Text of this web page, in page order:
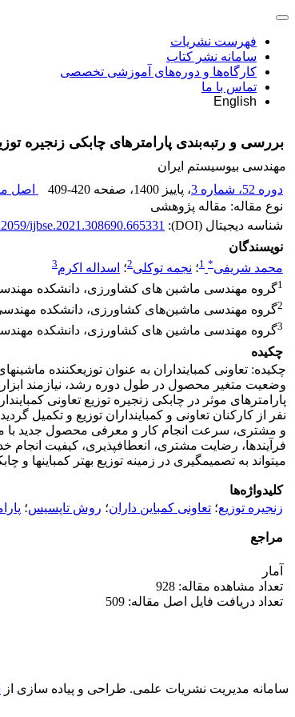
فهرست نشریات
سامانه نشر کتاب
کارگاه‌ها و دوره‌های آموزشی تخصصی
تماس با ما
English
بررسی و رتبه‌بندی پارامترهای چابکی زنجیره
مهندسی بیوسیستم ایران
دوره 52، شماره 3
، پاییز 1400 ، صفحه 409-420 اصل
نوع مقاله: مقاله پژوهشی
شناسه دیجیتال (DOI):
ijbse.2021.308690.665331
نویسندگان
محمد شریفی*
1؛ نجمه توکلی2؛ اسداله اکرم3
1گروه مهندسی ماشین های کشاورزی، دانشکده
2گروه مهندسی ماشین‌های کشاورزی، دانشکده
3گروه مهندسی ماشین های کشاورزی، دانشکده
چکیده
چکیده: تعاونی کمباین­داران به عنوان توزیع­کننده
نفر از کارکنان تعاونی و کمباین­داران توزیع و تکمیل
می­تواند به تصمیم­گیری در زمینه توزیع بهتر کمباین­ها و
کلیدواژه‌ها
زنجیره توزیع؛ تعاونی کمباین داران؛ روش تاپسیس؛
مراجع
آمار
تعداد مشاهده مقاله: 928
تعداد دریافت فایل اصل مقاله: 509
سامانه مدیریت نشریات علمی. طراحی و پیاده سازی از